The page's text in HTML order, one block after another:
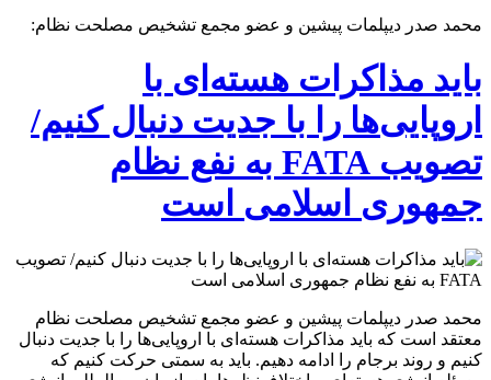
محمد صدر دیپلمات پیشین و عضو مجمع تشخیص مصلحت نظام:
باید مذاکرات هسته‌ای با
اروپایی‌ها را با جدیت دنبال کنیم/
تصویب FATA به نفع نظام
جمهوری اسلامی است
محمد صدر دیپلمات پیشین و عضو مجمع تشخیص مصلحت نظام
معتقد است که باید مذاکرات هسته‌ای با اروپایی‌ها را با جدیت دنبال
کنیم و روند برجام را ادامه دهیم. باید به سمتی حرکت کنیم که